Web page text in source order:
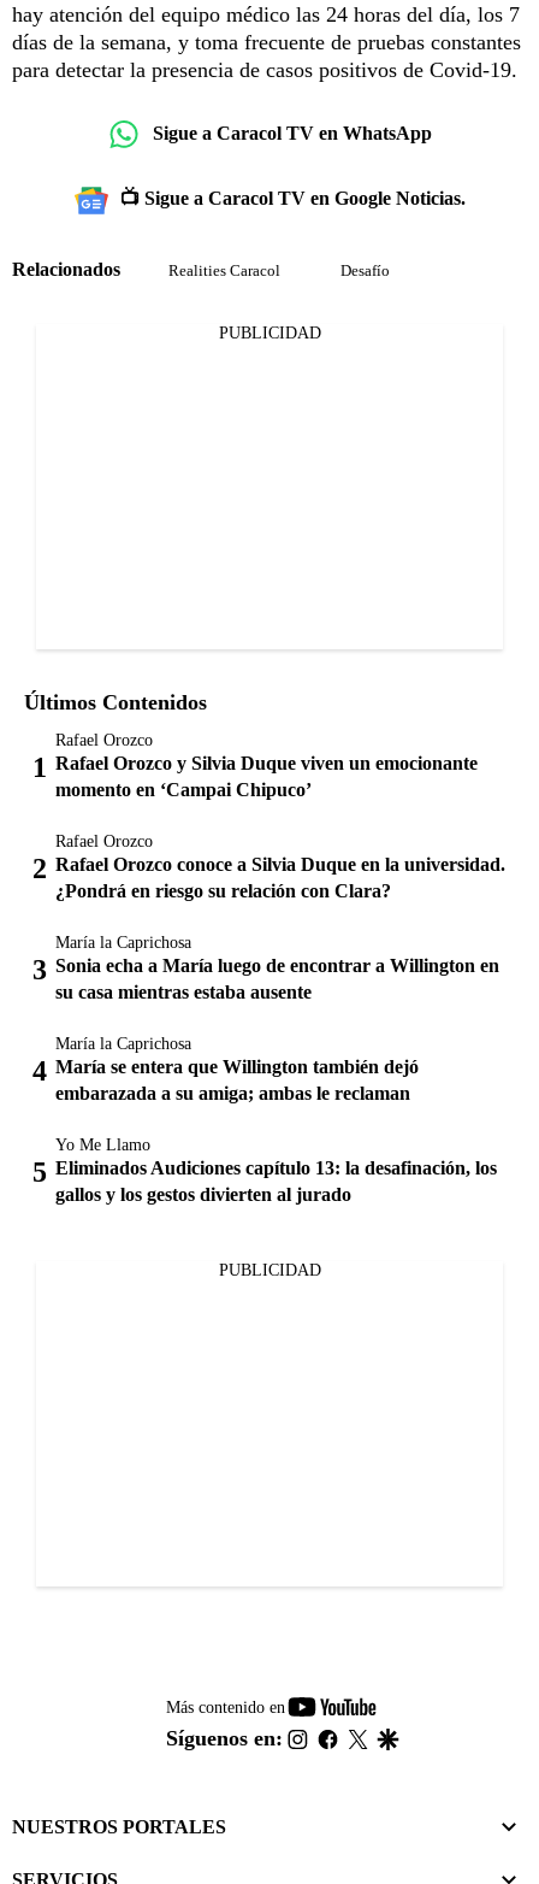
hay atención del equipo médico las 24 horas del día, los 7
días de la semana, y toma frecuente de pruebas constantes
para detectar la presencia de casos positivos de Covid-19.
Sigue a Caracol TV en WhatsApp
📺 Sigue a Caracol TV en Google Noticias.
Relacionados Realities Caracol Desafío
PUBLICIDAD
Últimos Contenidos
Rafael Orozco
Rafael Orozco y Silvia Duque viven un emocionante
momento en ‘Campai Chipuco’
Rafael Orozco
Rafael Orozco conoce a Silvia Duque en la universidad.
¿Pondrá en riesgo su relación con Clara?
María la Caprichosa
Sonia echa a María luego de encontrar a Willington en
su casa mientras estaba ausente
María la Caprichosa
María se entera que Willington también dejó
embarazada a su amiga; ambas le reclaman
Yo Me Llamo
Eliminados Audiciones capítulo 13: la desafinación, los
gallos y los gestos divierten al jurado
PUBLICIDAD
Más contenido en
youtube-
footer
Síguenos en: instagram
facebook
twitter
NUESTROS PORTALES
SERVICIOS